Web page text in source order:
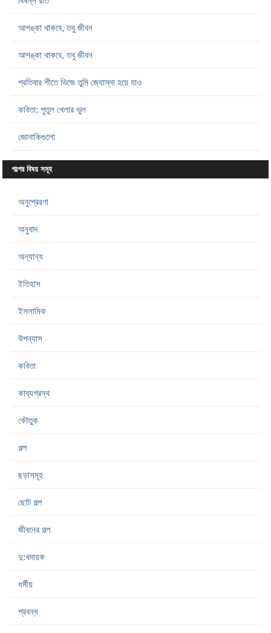
আশঙ্কা থাকবে, তবু জীবন
আশঙ্কা থাকবে, তবু জীবন
প্রতিবার শীতে ভিজে তুমি জ্যোস্না হয়ে যাও
কবিতা: পুতুল খেলার ভুল
জোনাকিগুলো
গল্পের বিষয় সমূহ
অনুপ্রেরণা
অনুবাদ
অন্যান্য
ইতিহাস
ইসলামিক
উপন্যাস
কবিতা
কাব্যগ্রন্থ
কৌতুক
গল্প
ছড়াসমূহ
ছোট গল্প
জীবনের গল্প
দু:খদায়ক
ধর্মীয়
প্রবন্ধ